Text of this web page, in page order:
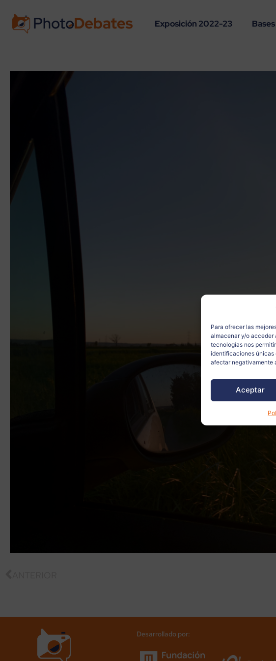
Para ofrecer las
almacenar y/o acceder
tecnologías nos
identificaciones únicas
afectar negativamente
Aceptar
Exposición 2022-23 Bases
Desarrollado por: